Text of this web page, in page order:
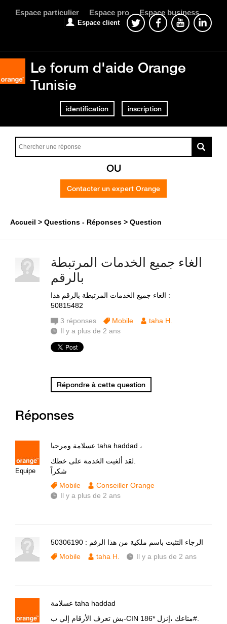
Espace particulier Espace pro Espace business
Espace client
Le forum d'aide Orange
Tunisie
identification inscription
OU
Contacter un expert Orange
Accueil Questions - Réponses Question
الغاء جميع الخدمات المرتبطة
بالرقم
الغاء جميع الخدمات المرتبطة بالرقم هذا :
50815482
3 réponses Mobile
taha H.
Il y a plus de 2 ans
Répondre à cette question
Réponses
Equipe
عسلامة ومرحبا taha haddad ،
شكراً
Mobile
Conseiller Orange
Il y a plus de 2 ans
الرجاء التثبت باسم ملكية من هذا الرقم : 50306190
Mobile
taha H. Il y a plus de 2 ans
عسلامة taha haddad
بش تعرف الأرقام إلي ب-CIN متاعك ،إنزل *186#.